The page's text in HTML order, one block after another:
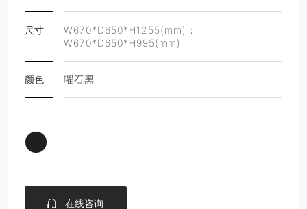
尺寸
W670*D650*H1255(mm)；
W670*D650*H995(mm)
颜色 曜石黑
在线咨询